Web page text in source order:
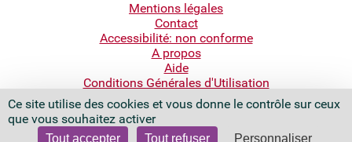
Ce site utilise des cookies et vous donne le contrôle sur ceux
que vous souhaitez activer
Tout accepter Tout refuser Personnaliser
Mentions légales
Contact
Accessibilité: non conforme
A propos
Aide
Conditions Générales d'Utilisation
Bibliothèque nationale de France
Quai François Mauriac
75706 Paris Cedex 13 - France